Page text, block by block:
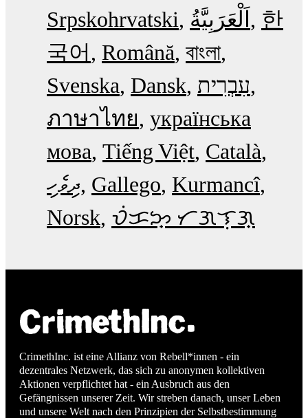
Srpskohrvatski
한
국어
Română বাংলা
Svenska Dansk עִבְרִית
ภาษาไทย українська
мова Tiếng Việt Català
ދިވެހި Gallego Kurmancî
Norsk ᜏᜒᜃᜅ᜔ ᜆᜄᜎᜓᜄ᜔
CrimethInc. ist eine Allianz von Rebell*innen - ein
dezentrales Netzwerk, das sich zu anonymen kollektiven
Aktionen verpflichtet hat - ein Ausbruch aus den
Gefängnissen unserer Zeit. Wir streben danach, unser Leben
und unsere Welt nach den Prinzipien der Selbstbestimmung